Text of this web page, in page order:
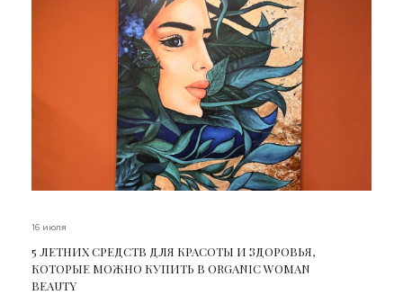
16 июля
5 ЛЕТНИХ СРЕДСТВ ДЛЯ КРАСОТЫ И ЗДОРОВЬЯ,
КОТОРЫЕ МОЖНО КУПИТЬ В ORGANIC WOMAN
BEAUTY